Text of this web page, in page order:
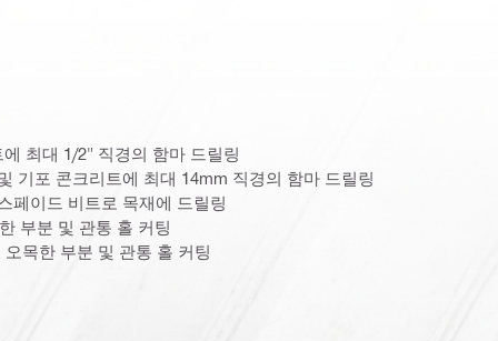
최대 1/2" 직경의 함마 드릴링
기포 콘크리트에 최대 14mm 직경의 함마 드릴링
페이드 비트로 목재에 드릴링
부분 및 관통 홀 커팅
목한 부분 및 관통 홀 커팅